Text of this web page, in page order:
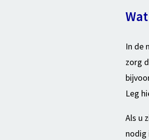
In de
zorg
Leg
Als u
nodig